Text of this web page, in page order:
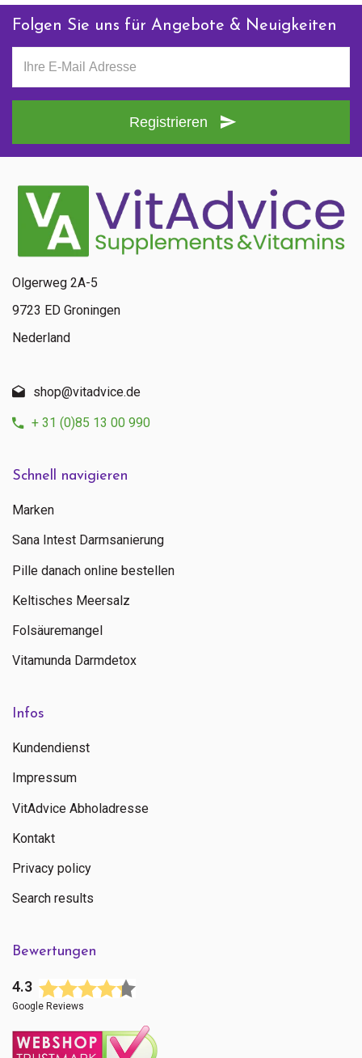
Folgen Sie uns für Angebote & Neuigkeiten
Registrieren
Schnell navigieren
Marken
Sana Intest Darmsanierung
Pille danach online bestellen
Keltisches Meersalz
Folsäuremangel
Vitamunda Darmdetox
Infos
Kundendienst
Impressum
VitAdvice Abholadresse
Kontakt
Privacy policy
Search results
Bewertungen
4.3
Google Reviews
Olgerweg 2A-5
9723 ED Groningen
Nederland
shop@vitadvice.de
+ 31 (0)85 13 00 990